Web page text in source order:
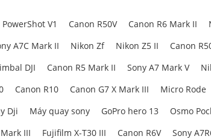
V1 Canon R50V Canon R6 Mark II
A7C Mark II Nikon Zf Nikon Z5 II Canon
DJI Canon R5 Mark II Sony A7 Mark V
Canon R10 Canon G7 X Mark III Micro Rode
Dji Máy quay sony GoPro hero 13 Osmo
III Fujifilm X-T30 III Canon R6V Sony